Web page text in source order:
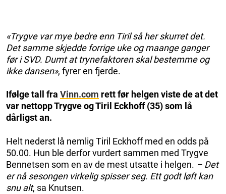
«Trygve var mye bedre enn Tiril så her skurret det.
Det samme skjedde forrige uke og maange ganger
før i SVD. Dumt at trynefaktoren skal bestemme og
ikke dansen», fyrer en fjerde.
Ifølge tall fra Vinn.com rett før helgen viste de at det
var nettopp Trygve og Tiril Eckhoff (35) som lå
dårligst an.
Helt nederst lå nemlig Tiril Eckhoff med en odds på
50.00. Hun ble derfor vurdert sammen med Trygve
Bennetsen som en av de mest utsatte i helgen. – Det
er nå sesongen virkelig spisser seg. Ett godt løft kan
snu alt, sa Knutsen.